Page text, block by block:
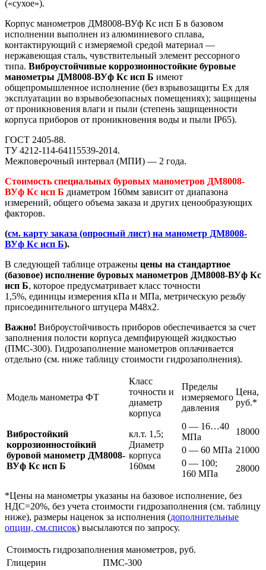
(«сухое»).
Корпус манометров ДМ8008-ВУф Кс исп Б в базовом
исполнении выполнен из алюминиевого сплава,
контактирующий с измеряемой средой материал —
нержавеющая сталь, чувствительный элемент рессорного
типа. Виброустойчивые коррозионностойкие буровые
манометры ДМ8008-ВУф Кс исп Б имеют
общепромышленное исполнение (без взрывозащиты Ех для
эксплуатации во взрывобезопасных помещениях); защищены
от проникновения влаги и пыли (степень защищенности
корпуса приборов от проникновения воды и пыли IP65).
ГОСТ 2405-88.
ТУ 4212-114-64115539-2014.
Межповерочный интервал (МПИ) — 2 года.
Стоимость специальных буровых манометров ДМ8008-
ВУф Кс исп Б диаметром 160мм зависит от диапазона
измерений, общего объема заказа и других ценообразующих
факторов.
(см. карту заказа (опросный лист) на манометр ДМ8008-
ВУф Кс исп Б).
В следующей таблице отражены цены на стандартное
(базовое) исполнение буровых манометров ДМ8008-ВУф Кс
исп Б, которое предусматривает класс точности
1,5%, единицы измерения кПа и МПа, метрическую резьбу
присоединительного штуцера М48х2.
Важно! Виброустойчивость приборов обеспечивается за счет
заполнения полости корпуса демпфирующей жидкостью
(ПМС-300). Гидрозаполнение манометров оплачивается
отдельно (см. ниже таблицу стоимости гидрозаполнения).
Модель манометра ФТ
Класс
точности и
диаметр
корпуса
Пределы
измеряемого
давления
Цена,
руб.*
Вибростойкий
коррозионностойкий
буровой манометр ДМ8008-
ВУф Кс исп Б
кл.т. 1,5;
Диаметр
корпуса
160мм
0 — 16…40
МПа
18000
0 — 60 МПа 21000
0 — 100;
160 МПа
28000
*Цены на манометры указаны на базовое исполнение, без
НДС=20%, без учета стоимости гидрозаполнения (см. таблицу
ниже), размеры наценок за исполнения (дополнительные
опции, см.список) высылаются по запросу.
Стоимость гидрозаполнения манометров, руб.
Глицерин
ПМС-300